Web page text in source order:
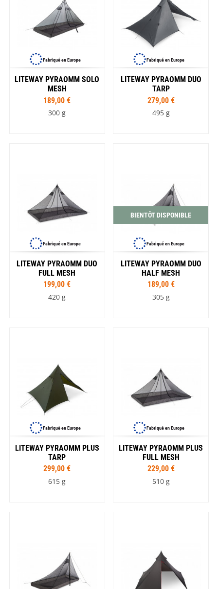
Fabriqué en Europe
LITEWAY PYRAOMM SOLO
MESH
189,00 €
300 g
Fabriqué en Europe
LITEWAY PYRAOMM DUO
TARP
279,00 €
495 g
Fabriqué en Europe
LITEWAY PYRAOMM DUO
FULL MESH
199,00 €
420 g
BIENTÔT DISPONIBLE
Fabriqué en Europe
LITEWAY PYRAOMM DUO
HALF MESH
189,00 €
305 g
Fabriqué en Europe
LITEWAY PYRAOMM PLUS
TARP
299,00 €
615 g
Fabriqué en Europe
LITEWAY PYRAOMM PLUS
FULL MESH
229,00 €
510 g